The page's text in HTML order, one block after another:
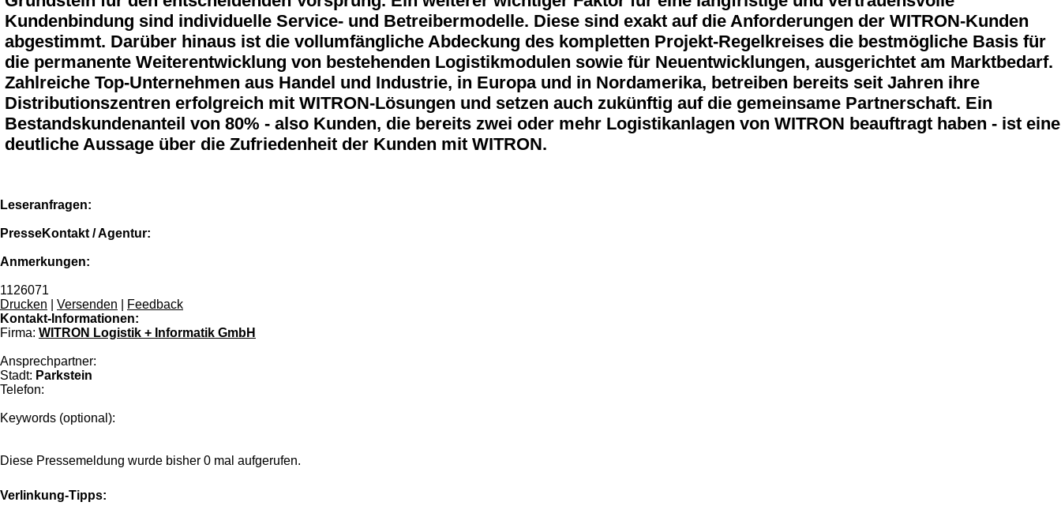
Kundenbindung sind individuelle Service- und Betreibermodelle. Diese sind exakt auf die Anforderungen der WITRON-Kunden
abgestimmt. Darüber hinaus ist die vollumfängliche Abdeckung des kompletten Projekt-Regelkreises die bestmögliche Basis für
die permanente Weiterentwicklung von bestehenden Logistikmodulen sowie für Neuentwicklungen, ausgerichtet am Marktbedarf.
Zahlreiche Top-Unternehmen aus Handel und Industrie, in Europa und in Nordamerika, betreiben bereits seit Jahren ihre
Distributionszentren erfolgreich mit WITRON-Lösungen und setzen auch zukünftig auf die gemeinsame Partnerschaft. Ein
Bestandskundenanteil von 80% - also Kunden, die bereits zwei oder mehr Logistikanlagen von WITRON beauftragt haben - ist eine
deutliche Aussage über die Zufriedenheit der Kunden mit WITRON.
Leseranfragen:
PresseKontakt / Agentur:
Anmerkungen:
1126071
Drucken
Versenden
Feedback
Kontakt-Informationen:
Firma: WITRON Logistik + Informatik GmbH
Ansprechpartner:
Stadt: Parkstein
Telefon:
Keywords (optional):
Diese Pressemeldung wurde bisher 0 mal aufgerufen.
Verlinkung-Tipps: